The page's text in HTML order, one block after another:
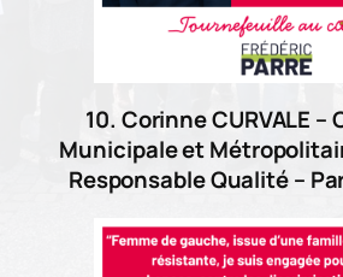
10. Corinne CURVALE –
Municipale et
Responsable Qualité –